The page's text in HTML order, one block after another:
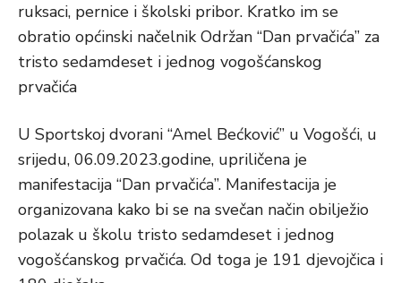
ruksaci, pernice i školski pribor. Kratko im se
obratio općinski načelnik Održan “Dan prvačića” za
tristo sedamdeset i jednog vogošćanskog
prvačića
U Sportskoj dvorani “Amel Bećković” u Vogošći, u
srijedu, 06.09.2023.godine, upriličena je
manifestacija “Dan prvačića”. Manifestacija je
organizovana kako bi se na svečan način obilježio
polazak u školu tristo sedamdeset i jednog
vogošćanskog prvačića. Od toga je 191 djevojčica i